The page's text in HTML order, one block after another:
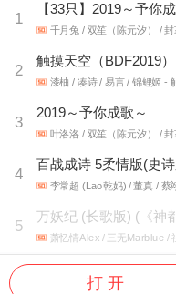
1
【33只】2019～予你
千月兔 / 双笙（陈元汐） / 封茗囧菌 / 洛少爷 / 茶理理 / 罗之豪 / 祖娅纳惜 / 小曲儿 / 昼夜 / 叶洛洛 / 叶里 / 檀烧 / 佑可猫 / 玄觞 / 黑猫 / 千界
2
触摸天空（BDF2019）
漆柚 / 凑诗 / 易言 / 锦鲤姬 -
3
2019～予你成歌～
叶洛洛 / 双笙（陈元汐） / 封茗囧菌 / 罗之豪 / 洛少爷 / 千月兔 / 小曲儿 / 茶理理 / 玄觞 / 祈Inory / 叶里 / 檀烧 / 佑可猫 / 黑猫 / 千界 /
4
百战成诗 5柔情版(史
李常超 (Lao乾妈) / 董真 / 蔡翊昇 / Smile_小千 / 墨雨晨 / NL不分 / 小坠 / 谷江山 / 杜宣
5
万妖纪 (长歌版) ( 《神
萧忆情Alex / 三无Marblue / 祖娅纳惜 / KBShinya / 奇然 / 玄觞 / 蔡明希（不才） / 哦漏 / 易言 / 倒霉死勒 / 阿YueYue / 小坠 / 丁丁RaJor / 祈Inory / Tacke竹桑 / 泥鳅Niko / 李蚊香 / 小时姑娘 / 云之泣 / 卡修Rui / 橙翼 / 吾恩 / 檀烧 / 笛呆子囚牛 / Aki阿杰 / CRITTY / Smile_小千 / 王胖子 / 林斜阳 / 冥月 / 龟娘 / 王晋（
打 开